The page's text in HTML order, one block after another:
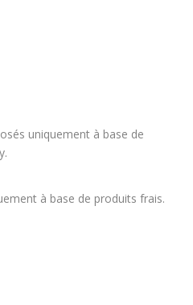
uniquement à base de
à base de produits frais.